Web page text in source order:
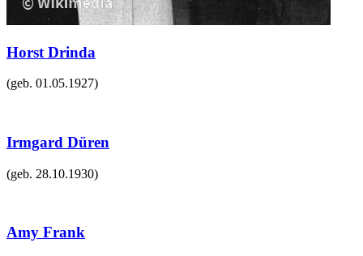
Horst Drinda
(geb. 01.05.1927)
Irmgard Düren
(geb. 28.10.1930)
Amy Frank